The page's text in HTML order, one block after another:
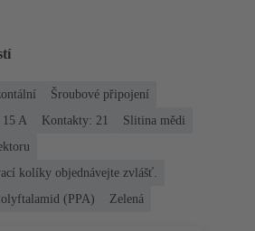
Šroubové připojení
‌15 A
Kontakty: 21
Slitina mědi
kolíky objednávejte zvlášť.
(PPA)
Zelená